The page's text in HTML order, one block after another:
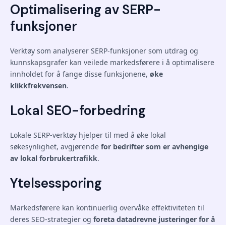
Optimalisering av SERP-
funksjoner
Verktøy som analyserer SERP-funksjoner som utdrag og
kunnskapsgrafer kan veilede markedsførere i å optimalisere
innholdet for å fange disse funksjonene, øke
klikkfrekvensen.
Lokal SEO-forbedring
Lokale SERP-verktøy hjelper til med å øke lokal
søkesynlighet, avgjørende for bedrifter som er avhengige
av lokal forbrukertrafikk.
Ytelsessporing
Markedsførere kan kontinuerlig overvåke effektiviteten til
deres SEO-strategier og foreta datadrevne justeringer for å